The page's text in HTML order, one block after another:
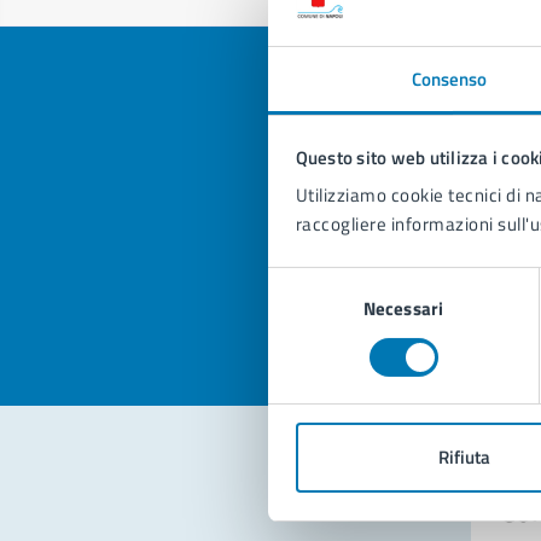
Consenso
Questo sito web utilizza i
Utilizziamo cookie tecnici di
raccogliere informazioni
Necessari
Rifiuta